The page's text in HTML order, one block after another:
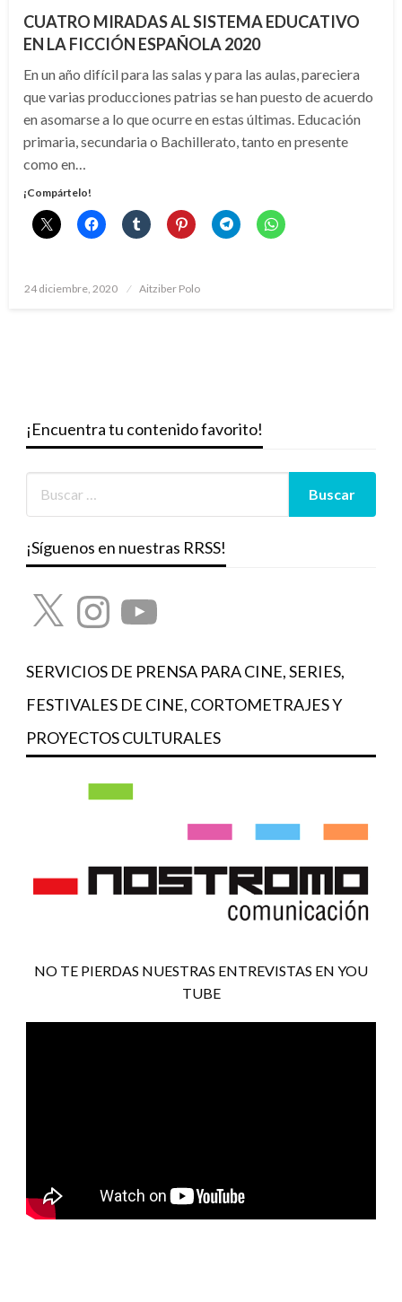
CUATRO MIRADAS AL SISTEMA EDUCATIVO
EN LA FICCIÓN ESPAÑOLA 2020
En un año difícil para las salas y para las aulas, pareciera
que varias producciones patrias se han puesto de acuerdo
en asomarse a lo que ocurre en estas últimas. Educación
primaria, secundaria o Bachillerato, tanto en presente
como en…
¡Compártelo!
Publicado
24 diciembre, 2020 Aitziber Polo
¡Encuentra tu contenido favorito!
¡Síguenos en nuestras RRSS!
X InstagramYouTube
SERVICIOS DE PRENSA PARA CINE, SERIES,
FESTIVALES DE CINE, CORTOMETRAJES Y
PROYECTOS CULTURALES
NO TE PIERDAS NUESTRAS ENTREVISTAS EN YOU
TUBE